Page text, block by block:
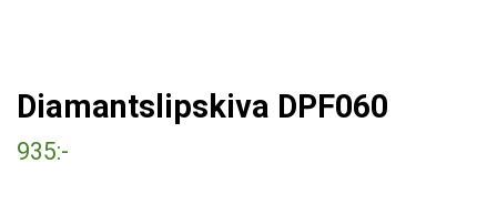
Diamantslipskiva DPF060
935:-